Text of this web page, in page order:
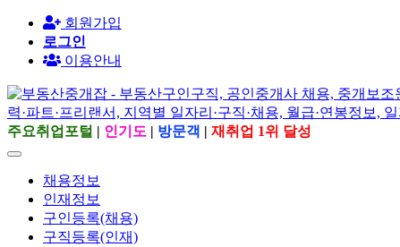
회원가입
로그인
이용안내
주요취업포털 | 인기도 | 방문객 | 재취업 1위 달성
채용정보
인재정보
구인등록(채용)
구직등록(인재)